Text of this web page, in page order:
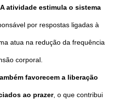
A atividade estimula o sistema
por respostas ligadas à
atua na redução da frequência
corporal.
favorecem a liberação
ao prazer, o que contribui